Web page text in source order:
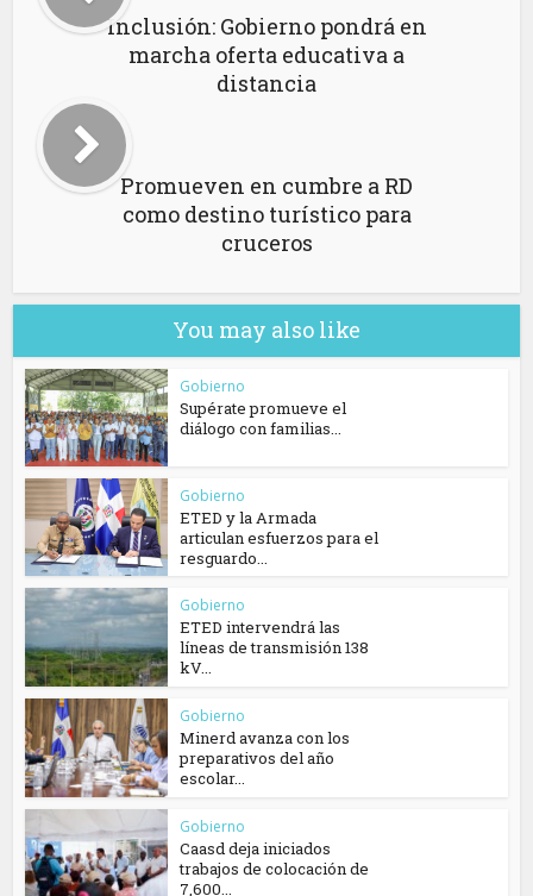
Inclusión: Gobierno pondrá en
marcha oferta educativa a
distancia
Promueven en cumbre a RD
como destino turístico para
cruceros
You may also like
Gobierno
Supérate promueve el
diálogo con familias...
Gobierno
ETED y la Armada
articulan esfuerzos para el
resguardo...
Gobierno
ETED intervendrá las
líneas de transmisión 138
kV...
Gobierno
Minerd avanza con los
preparativos del año
escolar...
Gobierno
Caasd deja iniciados
trabajos de colocación de
7,600...